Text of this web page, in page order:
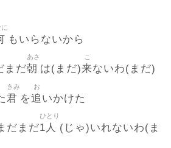
もいらないから
まだ朝
あさ
は(まだ)来
こ
ないわ(まだ)
君
きみ
を追
お
いかけた
だまだ1人
ひとり
(じゃ)いれないわ(ま